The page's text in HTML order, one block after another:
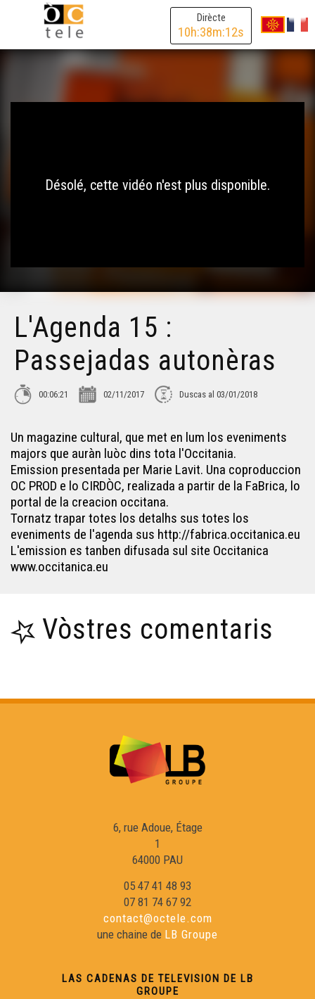
Dirècte
10h:38m:12s
Désolé, cette vidéo n'est plus disponible.
L'Agenda 15 :
Passejadas autonèras
00:06:21 02/11/2017 Duscas al 03/01/2018
Un magazine cultural, que met en lum los eveniments
majors que auràn luòc dins tota l'Occitania.
Emission presentada per Marie Lavit. Una coproduccion
OC PROD e lo CIRDÒC, realizada a partir de la FaBrica, lo
portal de la creacion occitana.
Tornatz trapar totes los detalhs sus totes los
eveniments de l'agenda sus http://fabrica.occitanica.eu
L'emission es tanben difusada sul site Occitanica
www.occitanica.eu
Vòstres comentaris
6, rue Adoue, Étage
1
64000 PAU
05 47 41 48 93
07 81 74 67 92
contact@octele.com
une chaine de LB Groupe
LAS CADENAS DE TELEVISION DE LB
GROUPE